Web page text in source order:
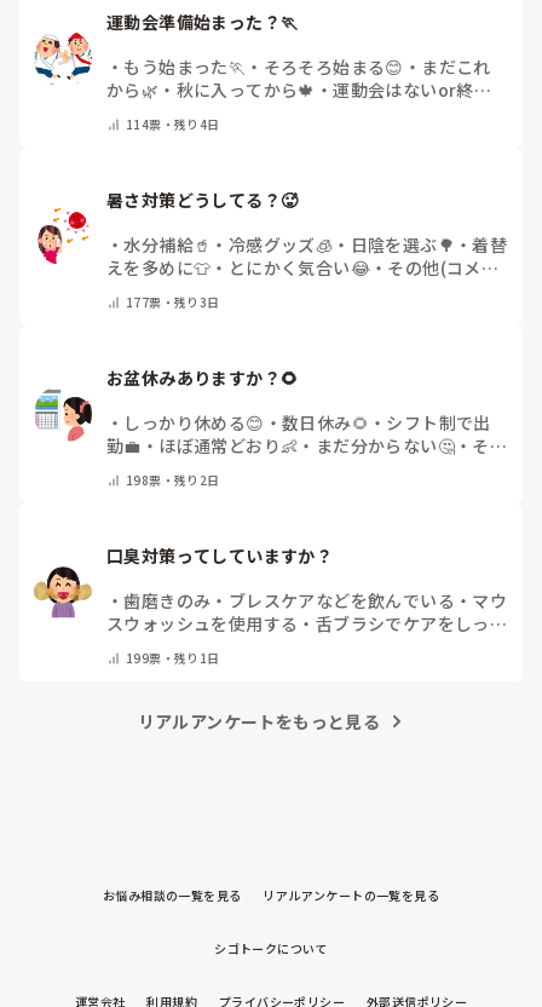
運動会準備始まった？🏃
・ もう始まった🏃 ・ そろそろ始まる😊 ・ まだこれ
から🌿 ・ 秋に入ってから🍁 ・運動会はないor終わ
114票・残り4日
暑さ対策どうしてる？🥵
・水分補給🥤 ・ 冷感グッズ🧊 ・ 日陰を選ぶ🌳 ・着替
えを多めに👕 ・ とにかく気合い😂・ その他(コメン
177票・残り3日
お盆休みありますか？🌻
・ しっかり休める😊 ・ 数日休み🌻 ・ シフト制で出
勤💼 ・ ほぼ通常どおり👶 ・ まだ分からない🤔・ その
198票・残り2日
口臭対策ってしていますか？
・歯磨きのみ ・ ブレスケアなどを飲んでいる ・ マウ
スウォッシュを使用する ・ 舌ブラシでケアをしっか
の他(コメントで教えて下さい)
199票・残り1日
リアルアンケートをもっと見る
お悩み相談の一覧を見る リアルアンケートの一覧を見る
シゴトークについて
運営会社 利用規約 プライバシーポリシー 外部送信ポリシー